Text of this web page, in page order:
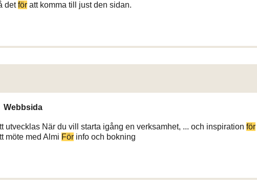
detför att komma till just den sidan.
Webbsida
utvecklas När du vill starta igång en verksamhet, ... och inspiration för
möte med Almi För info och bokning